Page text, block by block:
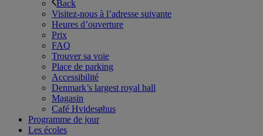
Back
Visitez-nous à l’adresse suivante
Heures d’ouverture
Prix
FAQ
Trouver sa voie
Place de parking
Accessibilité
Denmark’s largest royal hall
Magasin
Café Hvidesøhus
Programme de jour
Les écoles